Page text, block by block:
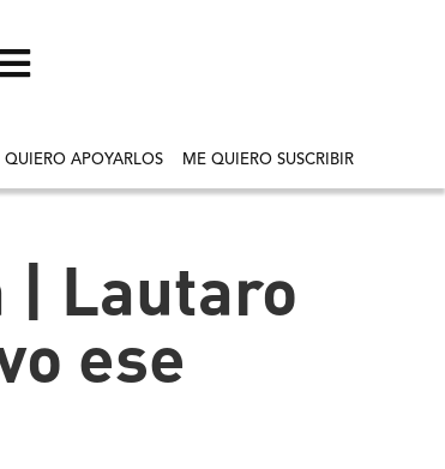
QUIERO APOYARLOS ME QUIERO SUSCRIBIR
| Lautaro
ese